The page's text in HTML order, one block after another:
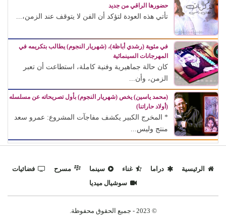
حضورها الراقي من جديد
تأتي هذه العودة لتؤكد أن الفن لا يتوقف عند الزمن،...
في مئوية (رشدي أباظة)، (شهريار النجوم) يطالب بتكريمه في
المهرجانات السينمائية
كان حالة جماهيرية وفنية كاملة، استطاعت أن تعبر
الزمن، وأن...
(محمد ياسين) يخص (شهريار النجوم) بأول تصريحاته عن مسلسله
(أولاد حاراتنا)
* المخرج الكبير يكشف مفاجآت المشروع: عمرو سعد
منتج وليس...
الرئيسية دراما غناء سينما مسرح
فضائيات
سوشيال ميديا
© 2023 - جميع الحقوق محفوظة.